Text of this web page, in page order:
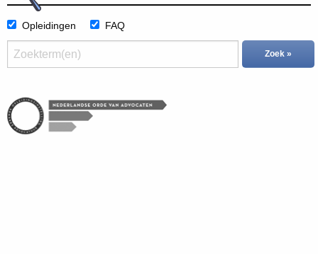
Opleidingen FAQ
Zoek »